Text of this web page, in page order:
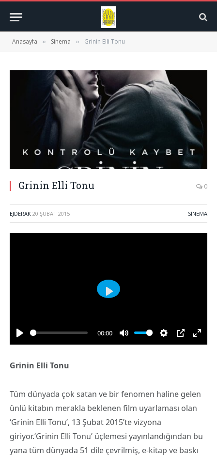
Anasayfa » Sinema » Grinin Elli Tonu
Grinin Elli Tonu 0
EJDERAK 20 ŞUBAT 2015 SINEMA
PLAY
00:00
MUTE SETTINGS
PIP
Grinin Elli Tonu
Tüm dünyada çok satan ve bir fenomen haline gelen
ünlü kitabın merakla beklenen film uyarlaması olan
‘Grinin Elli Tonu’, 13 Şubat 2015’te vizyona
giriyor.‘Grinin Elli Tonu’ üçlemesi yayınlandığından bu
yana tüm dünyada 51 dile çevrilmiş, e-kitap ve baskı